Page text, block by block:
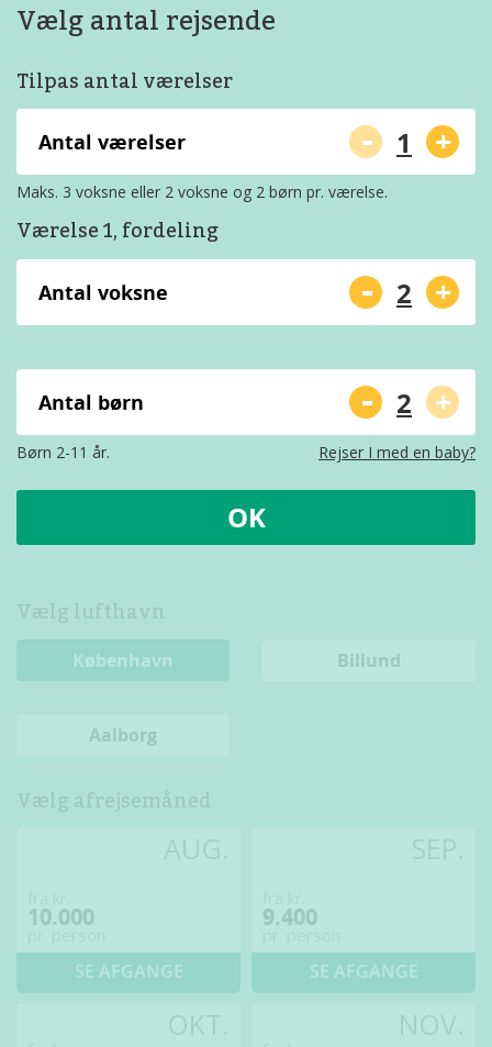
Vælg antal rejsende
Tilpas antal værelser
Antal værelser - +
Maks. 3 voksne eller 2 voksne og 2 børn pr. værelse.
Værelse 1, fordeling
Antal voksne - +
Antal børn - +
Børn 2-11 år. Rejser I med en baby?
OK
Vælg lufthavn
København Billund
Aalborg
Vælg afrejsemåned
10.000
SE AFGANGE
9.400
SE AFGANGE